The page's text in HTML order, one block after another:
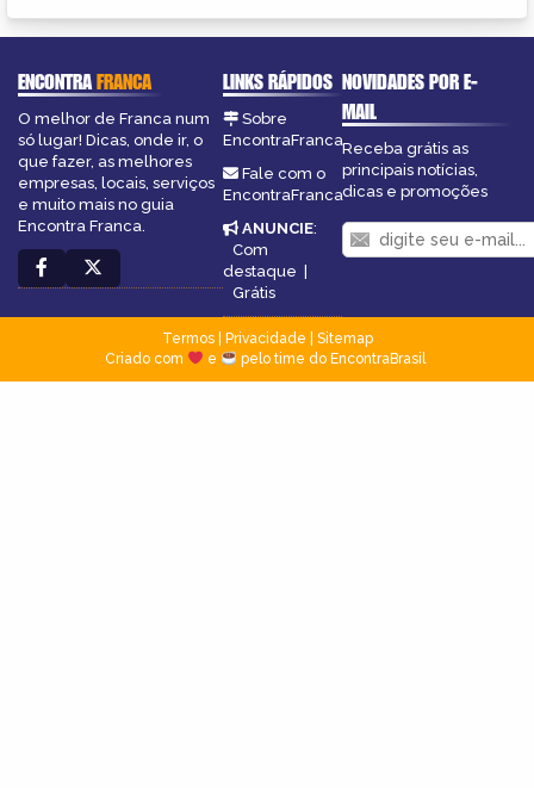
ENCONTRAFRANCA
O melhor de Franca num
só lugar! Dicas, onde ir, o
que fazer, as melhores
empresas, locais, serviços
e muito mais no guia
Encontra Franca.
LINKS RÁPIDOS
Sobre
EncontraFranca
Fale com o
EncontraFranca
ANUNCIE:
Com
destaque
Grátis
NOVIDADES POR E-
MAIL
Receba grátis as
principais notícias,
dicas e promoções
Termos| Privacidade
Sitemap
Criado com
e pelo time do EncontraBrasil